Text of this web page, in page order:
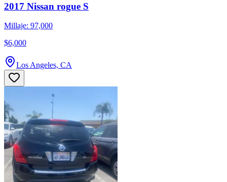
2017 Nissan rogue S
Millaje: 97,000
$6,000
Los Angeles, CA